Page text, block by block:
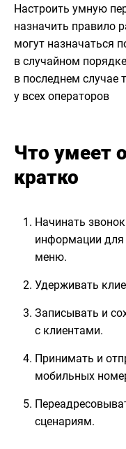
Настроить умную
назначить правило
могут назначаться
в случайном
в последнем случае
у всех операторов
Что умеет
кратко
Начинать
информации для
меню.
Удерживать
Записывать и
с клиентами.
Принимать и
мобильных
сценариям.